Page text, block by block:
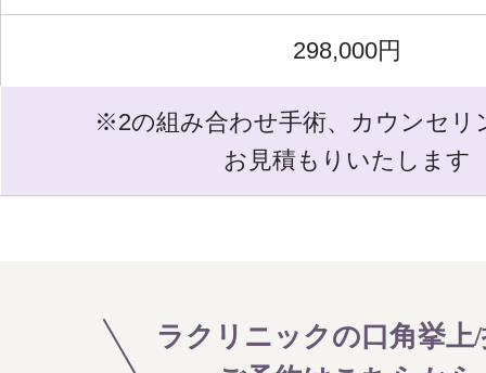
298,000円
※2の組み合わせ手術、カウンセリ
お見積もりいたします
ラクリニックの口角挙上